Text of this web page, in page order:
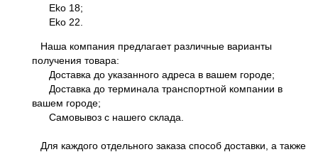
Eko 18;
Eko 22.
Наша компания предлагает различные варианты
получения товара:
Доставка до указанного адреса в вашем городе;
Доставка до терминала транспортной компании в
вашем городе;
Самовывоз с нашего склада.
Для каждого отдельного заказа способ доставки, а также